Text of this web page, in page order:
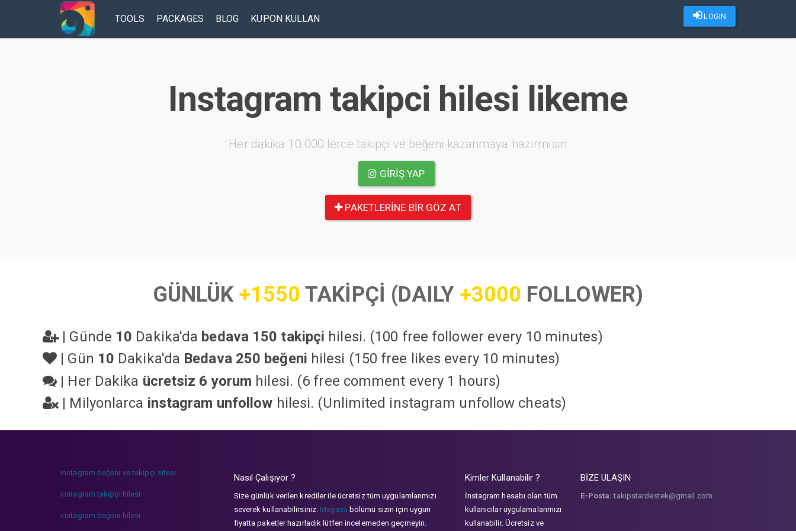
LOGIN
TOOLS PACKAGES BLOG KUPON KULLAN
Instagram takipci hilesi likeme
Her dakika 10.000 lerce takipçi ve beğeni kazanmaya hazırmısın
GIRIŞ YAP
PAKETLERINE BIR GÖZ AT
GÜNLÜK +1550 TAKİPÇİ (DAILY +3000 FOLLOWER)
| Günde 10 Dakika'da bedava 150 takipçi hilesi. (100 free follower every 10 minutes)
| Gün 10 Dakika'da Bedava 250 beğeni hilesi (150 free likes every 10 minutes)
| Her Dakika ücretsiz 6 yorum hilesi. (6 free comment every 1 hours)
| Milyonlarca instagram unfollow hilesi. (Unlimited instagram unfollow cheats)
instagram beğeni ve takipçi sitesi
instagram takipçi hilesi
instagram beğeni hilesi
Nasıl Çalışıyor ?
Size günlük verilen krediler ile ücretsiz tüm uygulamlarımızı
severek kullanabilirsiniz. Mağaza bölümü sizin için uygun
fiyatta paketler hazırladık lütfen incelemeden geçmeyin.
Kimler Kullanabilir ?
İnstagram hesabı olan tüm
kullanıcılar uygulamalarımızı
kullanabilir. Ücretsiz ve
BİZE ULAŞIN
E-Posta: takipstardestek@gmail.com